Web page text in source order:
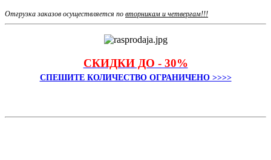
Отгрузка заказов осуществляется по вторникам и четвергам!!!
СКИДКИ ДО - 30%
СПЕШИТЕ КОЛИЧЕСТВО ОГРАНИЧЕНО >>>>